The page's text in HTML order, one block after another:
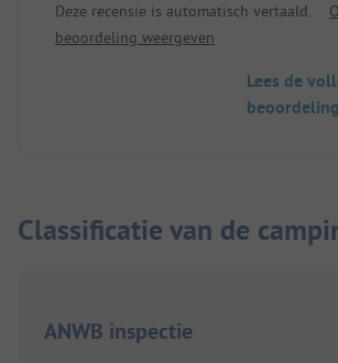
Deze recensie is automatisch vertaald.
beoordeling weergeven
Lees de
beoordeling
Classificatie van de
ANWB inspectie